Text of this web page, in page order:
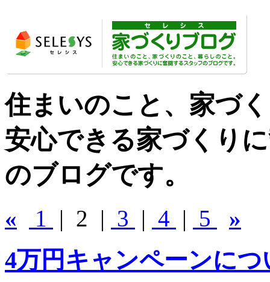
住まいのこと、家づ
安心できる家づくり
のブログです。
« 1 | 2 | 3 | 4 | 5 »
4万円キャンペーンにつ